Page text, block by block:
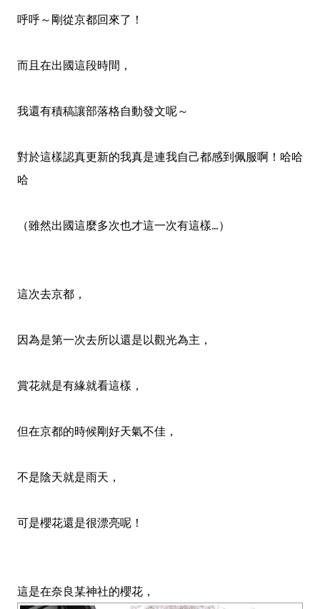
呼呼～剛從京都回來了！
而且在出國這段時間，
我還有積稿讓部落格自動發文呢～
對於這樣認真更新的我真是連我自己都感到佩服啊！哈哈
哈
（雖然出國這麼多次也才這一次有這樣...）
這次去京都 ，
因為是第一次去所以還是以觀光為主 ，
賞花就是有緣就看這樣 ，
但在京都的時候剛好天氣不佳 ，
不是陰天就是雨天 ，
可是櫻花還是很漂亮呢！
這是在奈良某神社的櫻花 ，